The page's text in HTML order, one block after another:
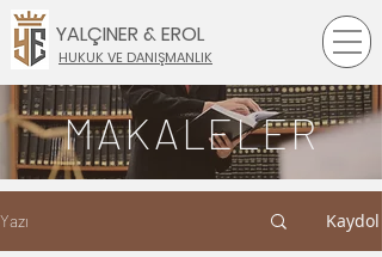
YALÇINER & EROL
HUKUK VE DANIŞMANLIK
MAKALELER
Yazı Kaydol